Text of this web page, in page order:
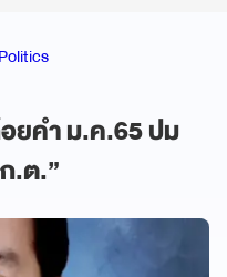
Politics
ยคำ ม.ค.65 ปม
.ต.”